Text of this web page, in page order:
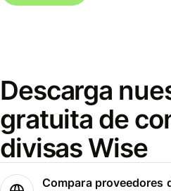
Descarga
gratuita de
divisas Wise
Compara proveedores